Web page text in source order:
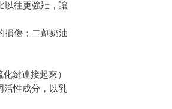
以往更強壯，讓
損傷；二劑奶油
鍵連接起來）
活性成分，以乳